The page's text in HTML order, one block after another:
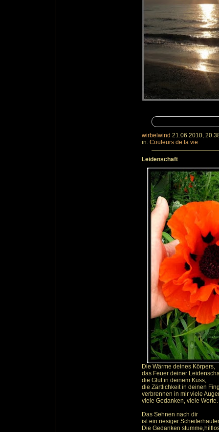
wirbelwind 21.06.2010,
in: Couleurs de la vie
Leidenschaft
Die Wärme deines Körpers,
das Feuer deiner
die Glut in deinem Kuss,
die Zärtlichkeit in deinen
verbrennen in mir viele
viele Gedanken, viele Worte.
Das Sehnen nach dir
ist ein riesiger
Die Gedanken